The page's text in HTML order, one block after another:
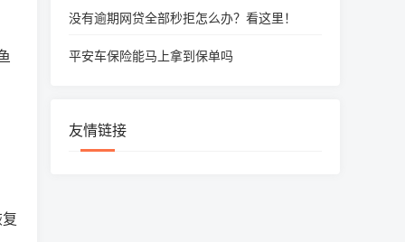
没有逾期网贷全部秒拒怎么办？看这里！
平安车保险能马上拿到保单吗
友情链接